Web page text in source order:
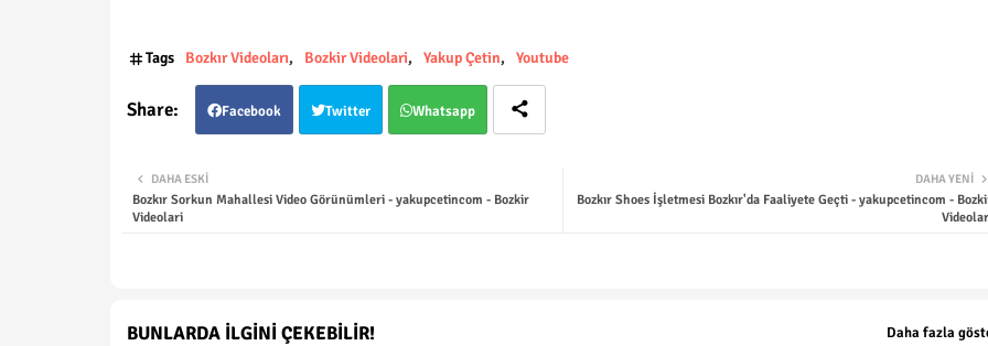
Tags Bozkır Videoları Bozkir Videolari Yakup Çetin Youtube
Facebook Twitter Whatsapp
DAHA YENI
Bozkır Shoes İşletmesi Bozkır'da Faaliyete Geçti - yakupcetincom -
DAHA ESKI
Bozkır Sorkun Mahallesi Video Görünümleri - yakupcetincom - Bozkir
Videolari
BUNLARDA İLGINI ÇEKEBILIR! Daha fazla